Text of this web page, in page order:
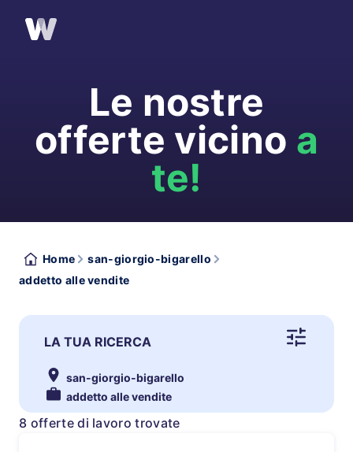
Le nostre
offerte vicino a
te!
Home
san-giorgio-bigarello
addetto alle vendite
LA TUA RICERCA
san-giorgio-bigarello
addetto alle vendite
8 offerte di lavoro trovate